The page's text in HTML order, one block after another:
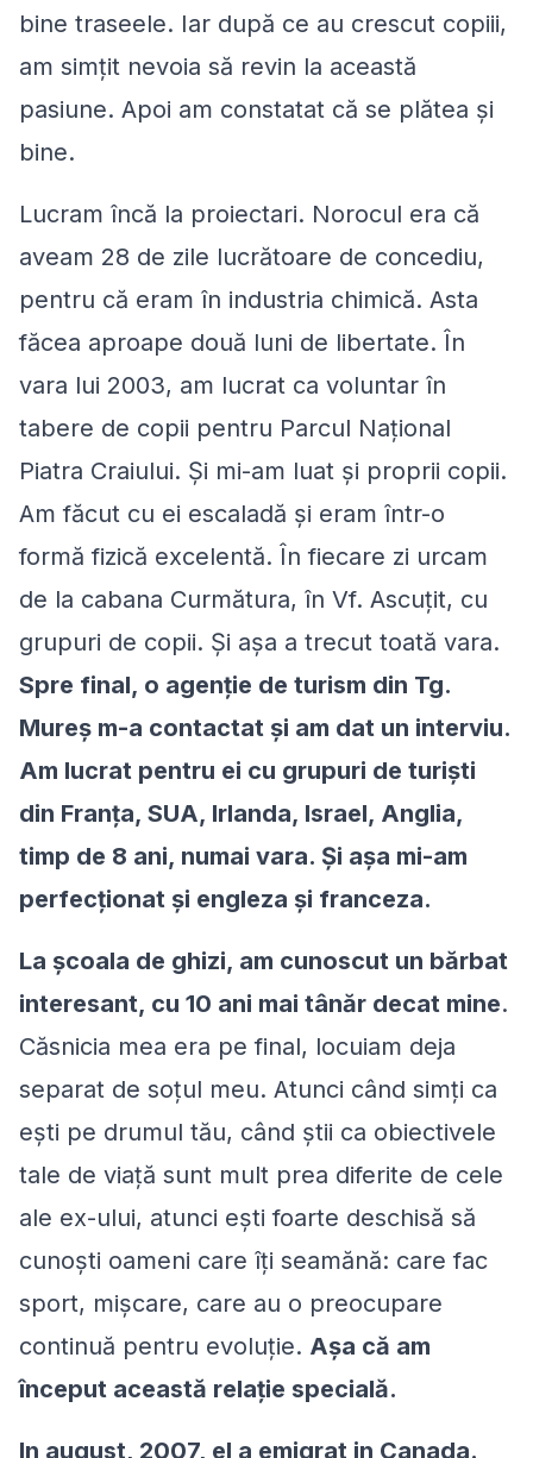
bine traseele. Iar după ce au crescut copiii,
am simțit nevoia să revin la această
pasiune. Apoi am constatat că se plătea şi
bine.
Lucram încă la proiectari. Norocul era că
aveam 28 de zile lucrătoare de concediu,
pentru că eram în industria chimică. Asta
făcea aproape două luni de libertate. În
vara lui 2003, am lucrat ca voluntar în
tabere de copii pentru Parcul Național
Piatra Craiului. Şi mi-am luat şi proprii copii.
Am făcut cu ei escaladă şi eram într-o
formă fizică excelentă. În fiecare zi urcam
de la cabana Curmătura, în Vf. Ascuțit, cu
grupuri de copii. Şi aşa a trecut toată vara.
Spre final, o agenție de turism din Tg.
Mureș m-a contactat şi am dat un interviu.
Am lucrat pentru ei cu grupuri de turiști
din Franța, SUA, Irlanda, Israel, Anglia,
timp de 8 ani, numai vara. Şi aşa mi-am
perfecționat şi engleza şi franceza.
La școala de ghizi, am cunoscut un bărbat
interesant, cu 10 ani mai tânăr decat mine.
Căsnicia mea era pe final, locuiam deja
separat de soțul meu. Atunci când simți ca
ești pe drumul tău, când știi ca obiectivele
tale de viață sunt mult prea diferite de cele
ale ex-ului, atunci ești foarte deschisă să
cunoşti oameni care îţi seamănă: care fac
sport, mișcare, care au o preocupare
continuă pentru evoluție. Aşa că am
început această relație specială.
In august, 2007, el a emigrat in Canada.